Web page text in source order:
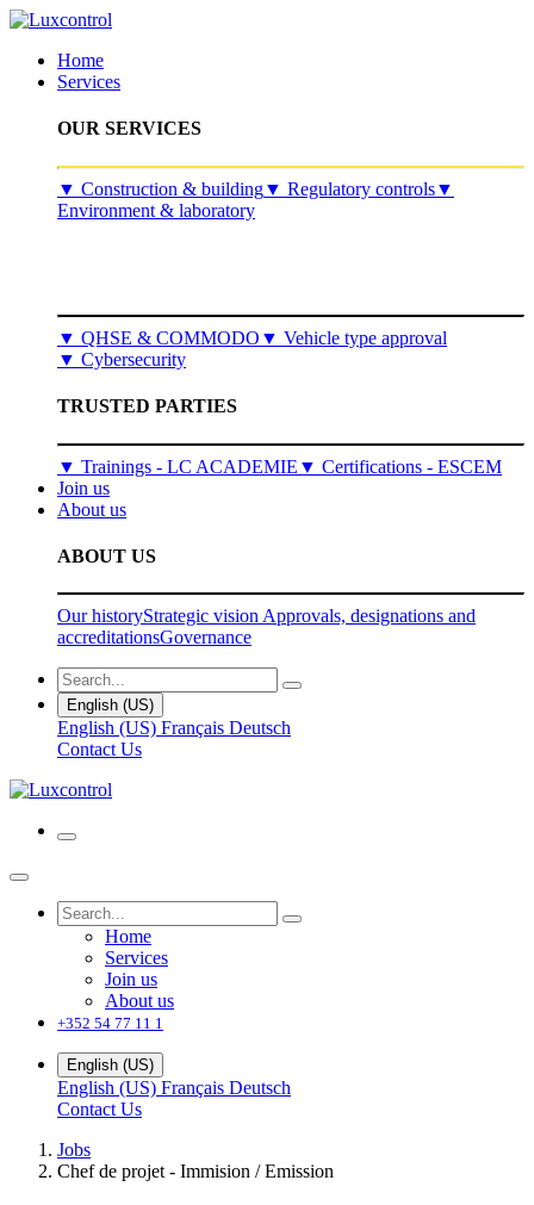
Home
Services
OUR SERVICES
​▼ Construction & building▼ Regulatory controls▼
Environment & laboratory
▼ QHSE & COMMODO ▼ Vehicle type approval
▼ Cybersecurity
TRUSTED PARTIES
▼ Trainings - LC ACADEMIE ▼ Certifications - ESCEM
Join us
About us
ABOUT US
Our historyStrategic vision Approvals, designations and
accreditationsGovernance
English (US)
English (US) Français Deutsch
Contact Us
Home
Services
Join us
About us
+352 54 77 11 1
English (US)
English (US) Français Deutsch
Contact Us
Jobs
Chef de projet - Immision / Emission